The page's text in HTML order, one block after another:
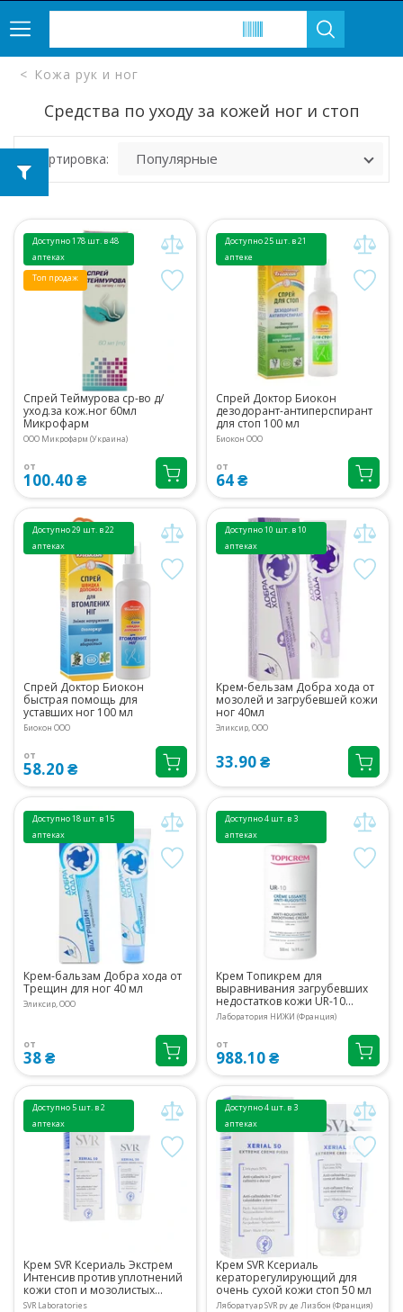
Кожа рук и ног
Средства по уходу за кожей ног и стоп
Сортировка:
Доступно 178 шт. в 48
аптеках
Топ продаж
Спрей Теймурова ср-во д/
уход.за кож.ног 60мл
Микрофарм
ООО Микрофарм (Украина)
от
100.40 ₴
Доступно 25 шт. в 21
аптеке
Спрей Доктор Биокон
дезодорант-антиперспирант
для стоп 100 мл
Биокон ООО
от
64 ₴
Доступно 29 шт. в 22
аптеках
Спрей Доктор Биокон
быстрая помощь для
уставших ног 100 мл
Биокон ООО
от
58.20 ₴
Доступно 10 шт. в 10
аптеках
Крем-бельзам Добра хода от
мозолей и загрубевшей кожи
ног 40мл
Эликсир, ООО
33.90 ₴
Доступно 18 шт. в 15
аптеках
Крем-бальзам Добра хода от
Трещин для ног 40 мл
Эликсир, ООО
от
38 ₴
Доступно 4 шт. в 3
аптеках
Крем Топикрем для
выравнивания загрубевших
недостатков кожи UR-10
500мл
Лаборатория НИЖИ (Франция)
от
988.10 ₴
Доступно 5 шт. в 2
аптеках
Крем SVR Ксериаль Экстрем
Интенсив против уплотнений
кожи стоп и мозолистых
образований 50 мл
SVR Laboratories
Доступно 4 шт. в 3
аптеках
Крем SVR Ксериаль
кераторегулирующий для
очень сухой кожи стоп 50 мл
Ляборатуар SVR ру де Лизбон (Франция)